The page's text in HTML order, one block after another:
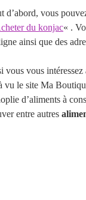
d’abord, vous
du konjac« .
ainsi que des
vous vous intéressez
vu le site Ma
d’aliments à
entre autres